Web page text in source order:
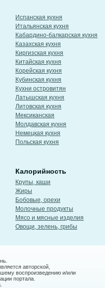
Испанская кухня
Итальянская кухня
Кабардино-балкарская кухня
Казахская кухня
Киргизская кухня
Китайская кухня
Корейская кухня
Кубинская кухня
Кухни островитян
Латышская кухня
Литовская кухня
Мексиканская
Молдавская кухня
Немецкая кухня
Польская кухня
Калорийность
Крупы, каши
Жиры
Бобовые, орехи
Молочные продукты
Мясо и мясные изделия
Овощи, зелень, грибы
авторской,
воспроизведению и/или
портала.